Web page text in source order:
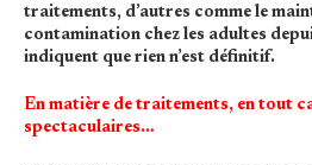
traitements, d’autres comme le
contamination chez les adultes
indiquent que rien n’est définitif.
En matière de traitements, en tout
spectaculaires…